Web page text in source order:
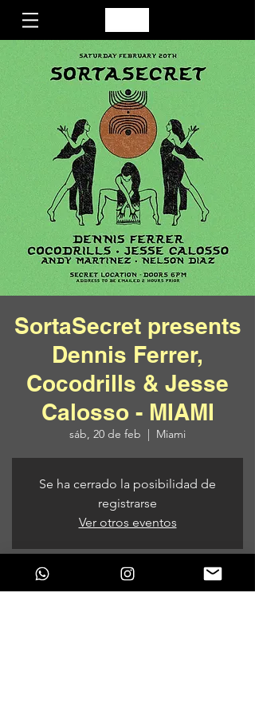
SortaSecret presents
Dennis Ferrer,
Cocodrills & Jesse
Calosso - MIAMI
sáb, 20 de feb
  |
Miami
Se ha cerrado la posibilidad de
registrarse
Ver otros eventos
Horario y ubicación